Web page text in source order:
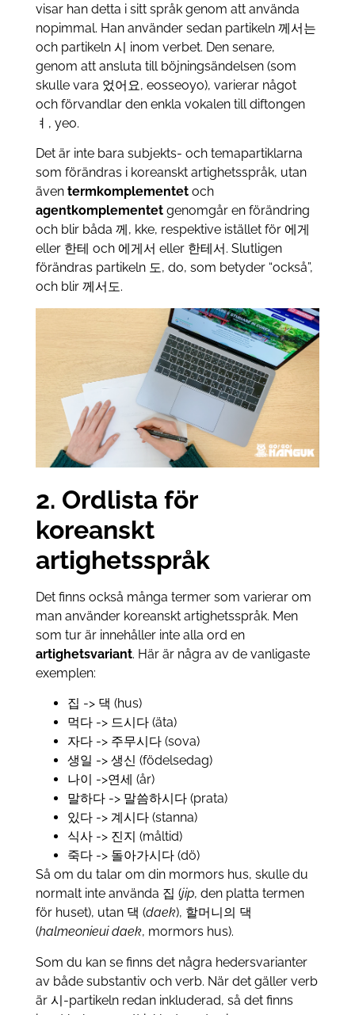
visar han detta i sitt språk genom att använda
nopimmal. Han använder sedan partikeln 께서는
och partikeln 시 inom verbet. Den senare,
genom att ansluta till böjningsändelsen (som
skulle vara 었어요, eosseoyo), varierar något
och förvandlar den enkla vokalen till diftongen
ㅕ, yeo.
Det är inte bara subjekts- och temapartiklarna
som förändras i koreanskt artighetsspråk, utan
äventermkomplementetoch
agentkomplementetgenomgår en förändring
och blir båda 께, kke, respektive istället för 에게
eller 한테 och 에게서 eller 한테서. Slutligen
förändras partikeln 도, do, som betyder “också”,
och blir 께서도.
2. Ordlista för
koreanskt
artighetsspråk
Det finns också många termer som varierar om
man använder koreanskt artighetsspråk. Men
som tur är innehåller inte alla ord en
artighetsvariant. Här är några av de vanligaste
exemplen:
집 -> 댁 (hus)
먹다 -> 드시다 (äta)
자다 -> 주무시다 (sova)
생일 -> 생신 (födelsedag)
나이 ->연세 (år)
말하다 -> 말씀하시다 (prata)
있다 -> 계시다 (stanna)
식사 -> 진지 (måltid)
죽다 -> 돌아가시다 (dö)
Så om du talar om din mormors hus, skulle du
normalt inte använda 집 (jip, den platta termen
för huset), utan 댁 (daek), 할머니의 댁
(halmeonieui daek, mormors hus).
Som du kan se finns det några hedersvarianter
av både substantiv och verb. När det gäller verb
är 시-partikeln redan inkluderad, så det finns